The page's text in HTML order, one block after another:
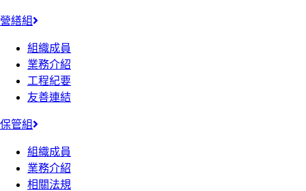
營繕組
組織成員
業務介紹
工程紀要
友善連結
保管組
組織成員
業務介紹
相關法規